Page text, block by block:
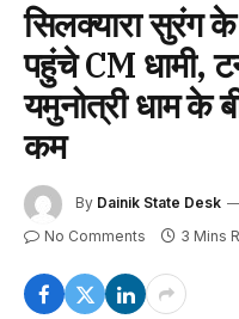
सिलक्यारा सुरंग
पहुंचे CM धामी,
यमुनोत्री धाम के
कम
By Dainik State Desk
No Comments 3 Mins